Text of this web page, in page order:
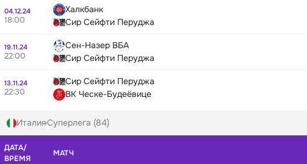
04.12.24
18:00
Халкбанк
Сир Сейфти Перуджа
19.11.24
22:00
Сен-Назер ВБА
Сир Сейфти Перуджа
13.11.24
22:30
Сир Сейфти Перуджа
ВК Ческе-Будеёвице
ИталияСуперлега (84)
ДАТА/
ВРЕМЯ
МАТЧ